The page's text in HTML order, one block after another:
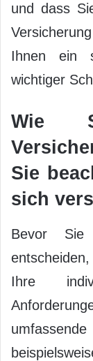
und dass
Ihnen ein
wichtiger
Wie
Sie
sich
Bevor
Ihre